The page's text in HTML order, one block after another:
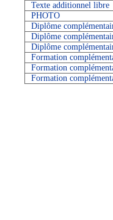
Texte additionnel libre
PHOTO
Diplôme
Diplôme
Diplôme
Formation
Formation
Formation